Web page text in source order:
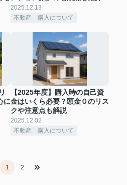
2025.12.13
不動産 購入について
に
【2025年度】購入時の自己資
金はいくら必要？頭金０のリス
クや注意点も解説
2025.12.02
不動産 購入について
1 2